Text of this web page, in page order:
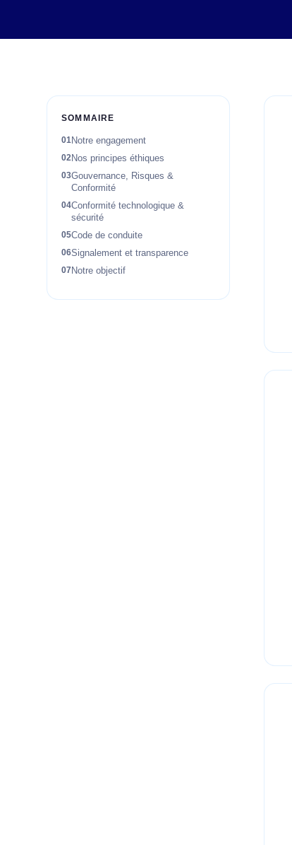
SOMMAIRE
Notre engagement
Nos principes éthiques
Gouvernance, Risques &
Conformité
Conformité technologique &
sécurité
Code de conduite
Signalement et transparence
Notre objectif